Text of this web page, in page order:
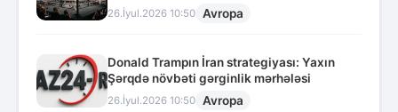
26.İyul.2026 10:50 Avropa
Donald Trampın İran strategiyası: Yaxın
Şərqdə növbəti gərginlik mərhələsi
26.İyul.2026 10:50 Avropa